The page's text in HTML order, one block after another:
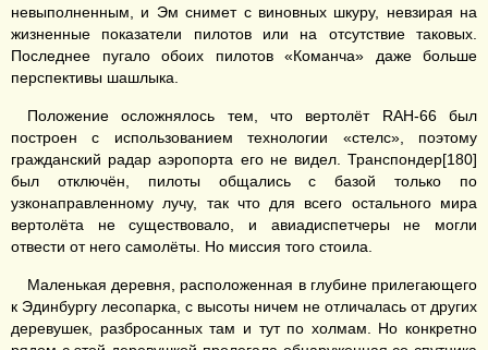
невыполненным, и Эм снимет с виновных шкуру, невзирая на
жизненные показатели пилотов или на отсутствие таковых.
Последнее пугало обоих пилотов «Команча» даже больше
перспективы шашлыка.
Положение осложнялось тем, что вертолёт RAH-66 был
построен с использованием технологии «стелс», поэтому
гражданский радар аэропорта его не видел. Транспондер[180]
был отключён, пилоты общались с базой только по
узконаправленному лучу, так что для всего остального мира
вертолёта не существовало, и авиадиспетчеры не могли
отвести от него самолёты. Но миссия того стоила.
Маленькая деревня, расположенная в глубине прилегающего
к Эдинбургу лесопарка, с высоты ничем не отличалась от других
деревушек, разбросанных там и тут по холмам. Но конкретно